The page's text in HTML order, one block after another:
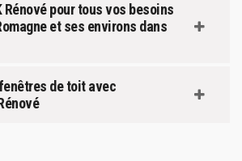
Rénové pour tous vos besoins
et ses environs dans
de toit avec